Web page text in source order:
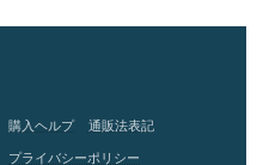
購入ヘルプ 通販法表記
プライバシーポリシー